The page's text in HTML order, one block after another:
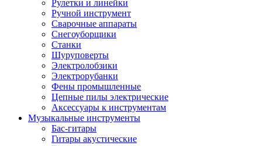
Рулетки и линейки
Ручной инструмент
Сварочные аппараты
Снегоуборщики
Станки
Шуруповерты
Электролобзики
Электрорубанки
Фены промышленные
Цепные пилы электрические
Аксессуары к инструментам
Музыкальные инструменты
Бас-гитары
Гитары акустические